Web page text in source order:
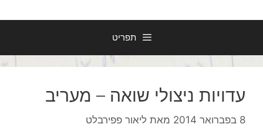
תפריט
עדויות ניצולי שואה – מעריב
8 בפברואר 2014 מאת ליאור פפירבלט